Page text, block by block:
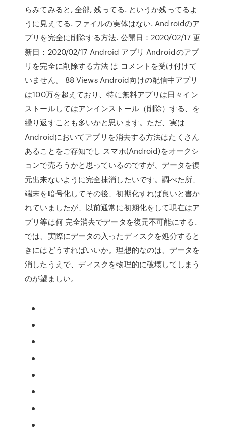
らみてみると, 全部, 残ってる. というか残ってるよ
うに見えてる. ファイルの実体はない. Androidのア
プリを完全に削除する方法. 公開日：2020/02/17 更
新日：2020/02/17 Android アプリ Androidのアプ
リを完全に削除する方法 は コメントを受け付けて
いません。 88 Views Android向けの配信中アプリ
は100万を超えており、特に無料アプリは日々イン
ストールしてはアンインストール（削除）する、を
繰り返すことも多いかと思います。ただ、実は
Androidにおいてアプリを消去する方法はたくさん
あることをご存知でし スマホ(Android)をオークシ
ョンで売ろうかと思っているのですが、データを復
元出来ないように完全抹消したいです。調べた所、
端末を暗号化してその後、初期化すれば良いと書か
れていましたが、以前通常に初期化をして現在はア
プリ等は何 完全消去でデータを復元不可能にする.
では、実際にデータの入ったディスクを処分すると
きにはどうすればいいか。理想的なのは、データを
消したうえで、ディスクを物理的に破壊してしまう
のが望ましい。